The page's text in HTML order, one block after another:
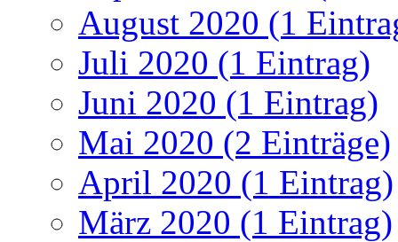
August 2020 (1
Juli 2020 (1 Eintrag)
Juni 2020 (1 Eintrag)
Mai 2020 (2 Einträge)
April 2020 (1 Eintrag)
März 2020 (1 Eintrag)